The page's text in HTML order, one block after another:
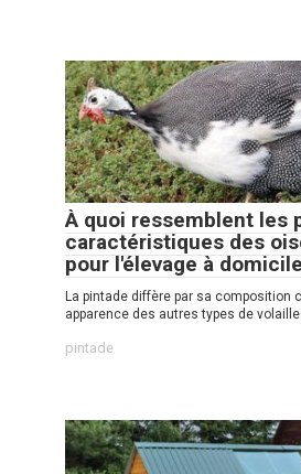
À quoi ressemblent les
caractéristiques des
pour l'élevage à
La pintade diffère par sa composition
apparence des autres types de
pintade